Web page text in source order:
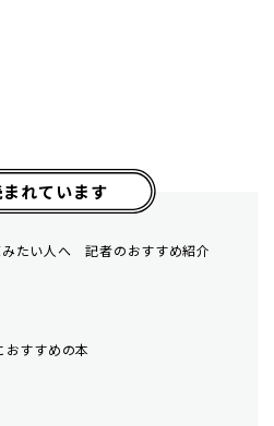
れています
たい人へ 記者のおすすめ紹介
おすすめの本